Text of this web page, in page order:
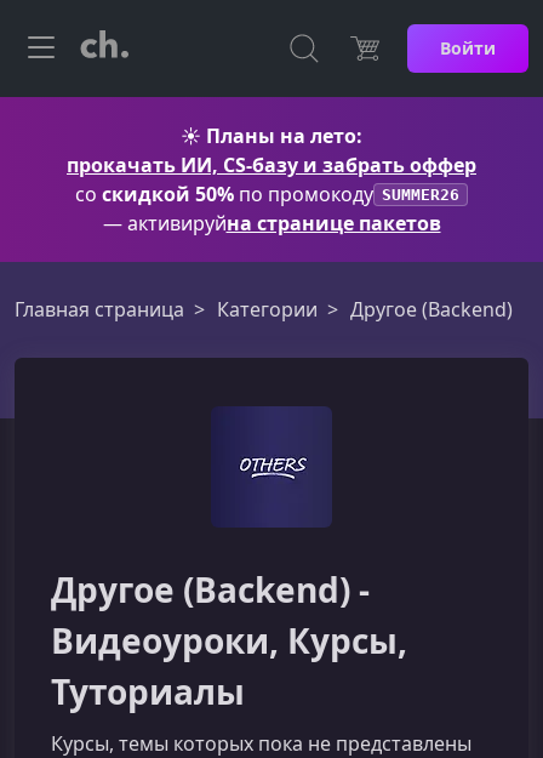
Войти
☀️ Планы на лето:
прокачать ИИ, CS-базу и забрать оффер
со скидкой 50% по промокоду SUMMER26
— активируйна странице пакетов
Главная страница Категории Другое (Backend)
Другое (Backend) -
Видеоуроки, Курсы,
Туториалы
Курcы, темы которых пока не представлены